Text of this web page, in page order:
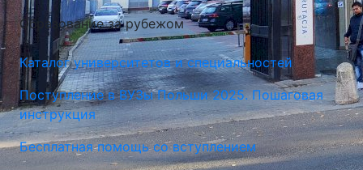
Общественная Академия Наук в Варшаве (SAN)
Варшава, Польша
Образование за рубежом
Каталог университетов и специальностей
Поступление в ВУЗы Польши 2025. Пошаговая
инструкция
Бесплатная помощь со вступлением